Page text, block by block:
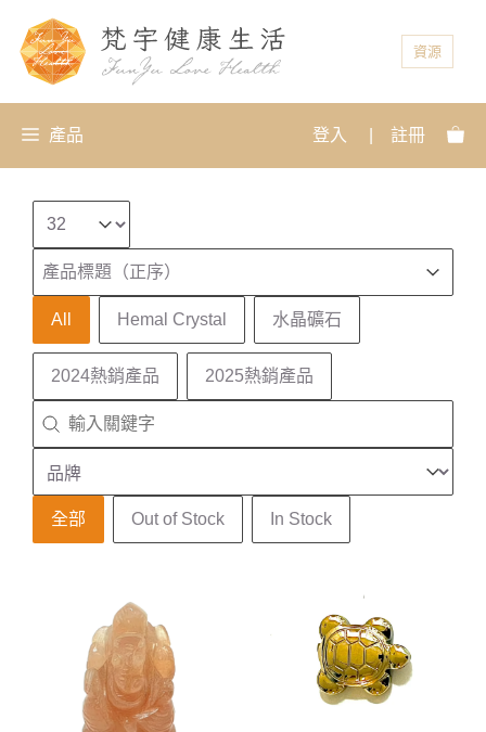
資源
產品 登入 註冊
Select number per page
排序
Sort content
產品標題（正序）
Sort content
產品分類
All Hemal Crystal 水晶礦石
2024熱銷產品 2025熱銷產品
搜尋
Search content
品牌
Select content
庫存狀態
全部 Out of Stock In Stock